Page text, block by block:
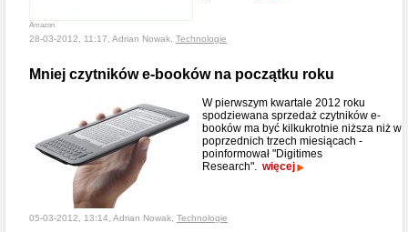
Amazon
28-03-2012, 11:17, Adrian Nowak, Technologie
Mniej czytników e-booków na początku roku
W pierwszym kwartale 2012 roku
spodziewana sprzedaż czytników e-
booków ma być kilkukrotnie niższa niż w
poprzednich trzech miesiącach -
poinformował "Digitimes
Research". więcej
05-03-2012, 13:14, Adrian Nowak, Technologie